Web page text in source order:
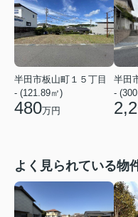
半田市板山町１５丁目
- (121.89㎡)
480万円
-
よく見られている物